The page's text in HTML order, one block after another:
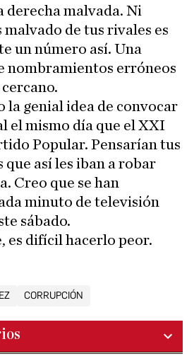
derecha malvada. Ni
de tus rivales es
un número así. Una
nombramientos erróneos
la genial idea de convocar
el mismo día que el XXI
Popular. Pensarían tus
que así les iban a robar
Creo que se han
minuto de televisión
sábado.
es difícil hacerlo peor.
CORRUPCIÓN